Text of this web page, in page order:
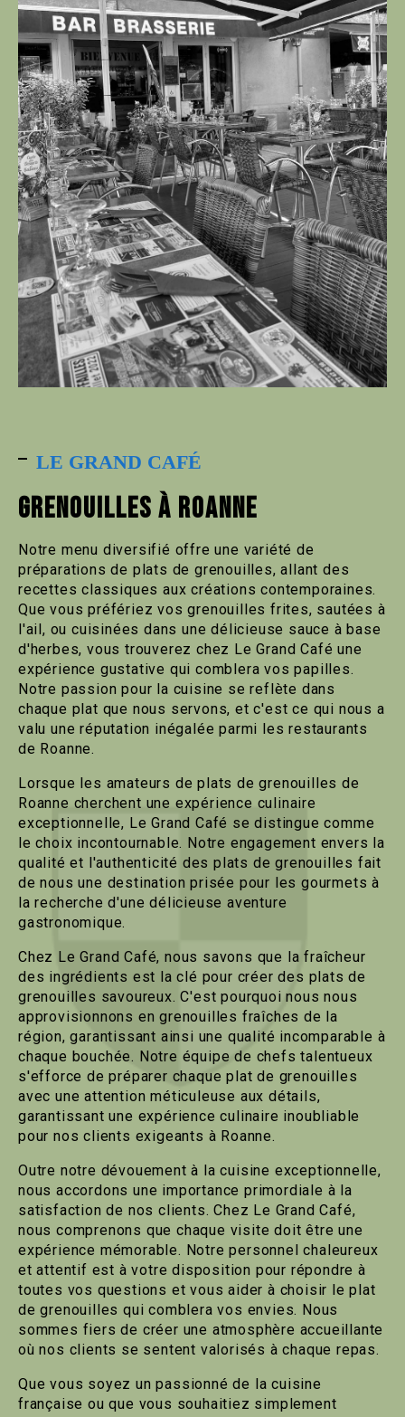
LE GRAND CAFÉ
GRENOUILLES À ROANNE
Notre menu diversifié offre une variété de
préparations de plats de grenouilles, allant des
recettes classiques aux créations contemporaines.
Que vous préfériez vos grenouilles frites, sautées à
l'ail, ou cuisinées dans une délicieuse sauce à base
d'herbes, vous trouverez chez Le Grand Café une
expérience gustative qui comblera vos papilles.
Notre passion pour la cuisine se reflète dans
chaque plat que nous servons, et c'est ce qui nous a
valu une réputation inégalée parmi les restaurants
de Roanne.
Lorsque les amateurs de plats de grenouilles de
Roanne cherchent une expérience culinaire
exceptionnelle, Le Grand Café se distingue comme
le choix incontournable. Notre engagement envers la
qualité et l'authenticité des plats de grenouilles fait
de nous une destination prisée pour les gourmets à
la recherche d'une délicieuse aventure
gastronomique.
Chez Le Grand Café, nous savons que la fraîcheur
des ingrédients est la clé pour créer des plats de
grenouilles savoureux. C'est pourquoi nous nous
approvisionnons en grenouilles fraîches de la
région, garantissant ainsi une qualité incomparable à
chaque bouchée. Notre équipe de chefs talentueux
s'efforce de préparer chaque plat de grenouilles
avec une attention méticuleuse aux détails,
garantissant une expérience culinaire inoubliable
pour nos clients exigeants à Roanne.
Outre notre dévouement à la cuisine exceptionnelle,
nous accordons une importance primordiale à la
satisfaction de nos clients. Chez Le Grand Café,
nous comprenons que chaque visite doit être une
expérience mémorable. Notre personnel chaleureux
et attentif est à votre disposition pour répondre à
toutes vos questions et vous aider à choisir le plat
de grenouilles qui comblera vos envies. Nous
sommes fiers de créer une atmosphère accueillante
où nos clients se sentent valorisés à chaque repas.
Que vous soyez un passionné de la cuisine
française ou que vous souhaitiez simplement